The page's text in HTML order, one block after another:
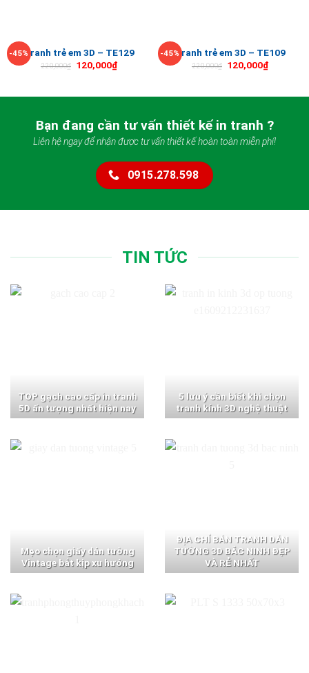
-45%Tranh trẻ em 3D – TE129
220,000₫ 120,000₫
-45%Tranh trẻ em 3D – TE109
220,000₫ 120,000₫
Bạn đang cần tư vấn thiết kế in tranh ?
Liên hệ ngay để nhận được tư vấn thiết kế hoàn toàn miễn phí!
0915.278.598
TIN TỨC
TOP gạch cao cấp in tranh
5D ấn tượng nhất hiện nay
5 lưu ý cần biết khi chọn
tranh kính 3D nghệ thuật
Mẹo chọn giấy dán tường
Vintage bắt kịp xu hướng
ĐỊA CHỈ BÁN TRANH DÁN
TƯỜNG 3D BẮC NINH ĐẸP
VÀ RẺ NHẤT